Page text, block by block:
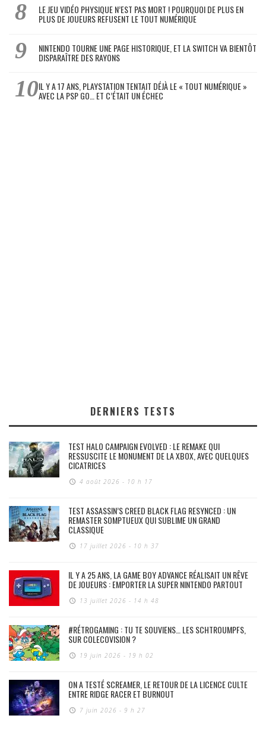
LE JEU VIDÉO PHYSIQUE N’EST PAS MORT ! POURQUOI DE PLUS EN
PLUS DE JOUEURS REFUSENT LE TOUT NUMÉRIQUE
NINTENDO TOURNE UNE PAGE HISTORIQUE, ET LA SWITCH VA BIENTÔT
DISPARAÎTRE DES RAYONS
IL Y A 17 ANS, PLAYSTATION TENTAIT DÉJÀ LE « TOUT NUMÉRIQUE »
AVEC LA PSP GO… ET C’ÉTAIT UN ÉCHEC
DERNIERS TESTS
TEST HALO CAMPAIGN EVOLVED : LE REMAKE QUI
RESSUSCITE LE MONUMENT DE LA XBOX, AVEC QUELQUES
CICATRICES
4 août 2026 - 10 h 17
TEST ASSASSIN’S CREED BLACK FLAG RESYNCED : UN
REMASTER SOMPTUEUX QUI SUBLIME UN GRAND
CLASSIQUE
17 juillet 2026 - 10 h 37
IL Y A 25 ANS, LA GAME BOY ADVANCE RÉALISAIT UN RÊVE
DE JOUEURS : EMPORTER LA SUPER NINTENDO PARTOUT
13 juillet 2026 - 14 h 48
#RÉTROGAMING : TU TE SOUVIENS… LES SCHTROUMPFS,
SUR COLECOVISION ?
19 juin 2026 - 19 h 02
ON A TESTÉ SCREAMER, LE RETOUR DE LA LICENCE CULTE
ENTRE RIDGE RACER ET BURNOUT
7 juin 2026 - 9 h 27